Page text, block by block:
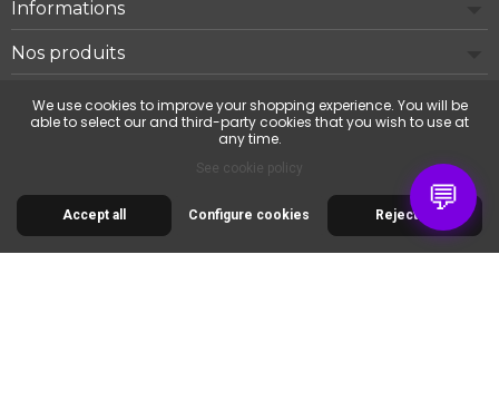
Informations
Nos produits
Notre société
💬
© 2026 Cimaise Tableau. Tous droits réservés.
We use cookies to improve your shopping experience. You will be
able to select our and third-party cookies that you wish to use at
any time.
See cookie policy
Accept all Reject all
Configure cookies